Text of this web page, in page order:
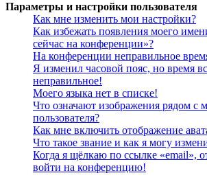
Параметры и настройки пользователя
Как мне изменить мои настройки?
Как избежать появления моего
сейчас на конференции»?
На конференции неправильное
Я изменил часовой пояс, но время
неправильное!
Моего языка нет в списке!
Что означают изображения рядом с
пользователя?
Как мне включить отображение
Что такое звание и как я могу
Когда я щёлкаю по ссылке «email»,
войти на конференцию!